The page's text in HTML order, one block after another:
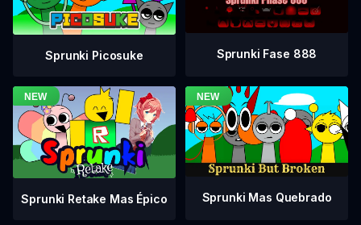
Sprunki Picosuke Sprunki Fase 888
Sprunki Retake Mas Épico Sprunki Mas Quebrado